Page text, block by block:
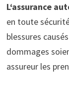
L‘assurance
en toute
blessures
dommages
assureur les